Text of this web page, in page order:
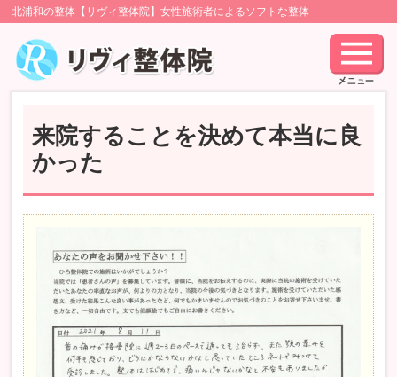
北浦和の整体【リヴィ整体院】女性施術者によるソフトな整体
来院することを決めて本当に良
かった